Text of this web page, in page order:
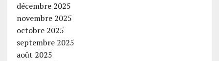
décembre 2025
novembre 2025
octobre 2025
septembre 2025
août 2025